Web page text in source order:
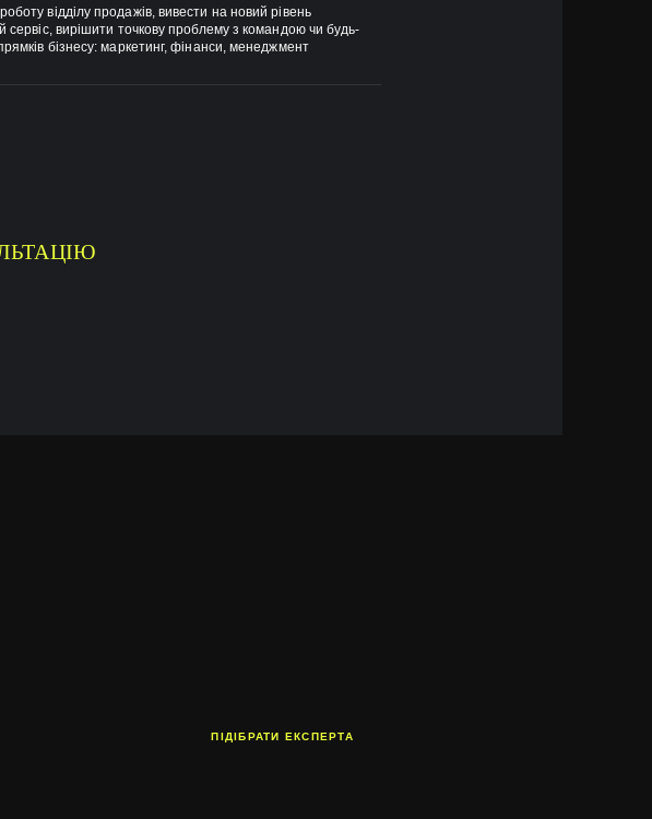
відділу продажів, вивести на новий рівень
сервіс, вирішити точкову проблему з командою чи будь-
бізнесу: маркетинг, фінанси, менеджмент
ПІДІБРАТИ ЕКСПЕРТА